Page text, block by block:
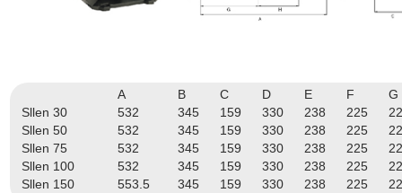
A B C D E F
G
Sllen 30
532 345 159 330 238 225
Sllen 50
532 345 159 330 238 225
Sllen 75
532 345 159 330 238 225
Sllen 100
532 345 159 330 238 225
Sllen 150
553.5 345 159 330 238 225